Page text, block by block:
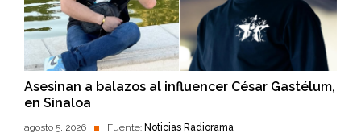
Asesinan a balazos al influencer César Gastélum,
en Sinaloa
agosto 5, 2026 Fuente: Noticias Radiorama